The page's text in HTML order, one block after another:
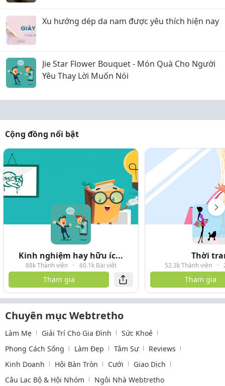
Xu hướng dép da nam được yêu thích hiện nay
Jie Star Flower Bouquet - Món Quà Cho Người
Yêu Thay Lời Muốn Nói
Cộng đồng nổi bật
Kinh nghiệm hay hữu íc...
88k Thành viên · 60.1k Bài viết
Tham gia
Thời
52.3k Thành viên ·
Tham gia
Chuyên mục Webtretho
Làm Mẹ Giải Trí Cho Gia Đình
Sức Khoẻ
Phong Cách Sống
Làm Đẹp Tâm Sự
Reviews
Kinh Doanh
Hội Bàn Tròn Cưới
Giao Dịch
Câu Lạc Bộ & Hội Nhóm
Ngôi Nhà Webtretho